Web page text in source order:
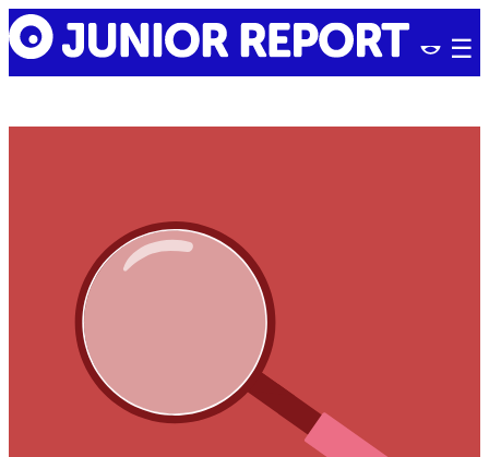
Skip
to
content
Junior
Report